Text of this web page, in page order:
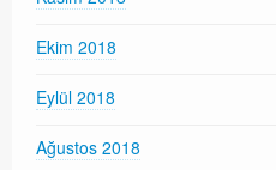
Ekim 2018
Eylül 2018
Ağustos 2018